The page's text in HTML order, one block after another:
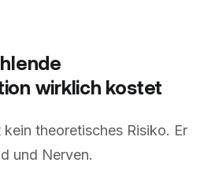
wirklich kostet
theoretisches Risiko. Er
und Nerven.